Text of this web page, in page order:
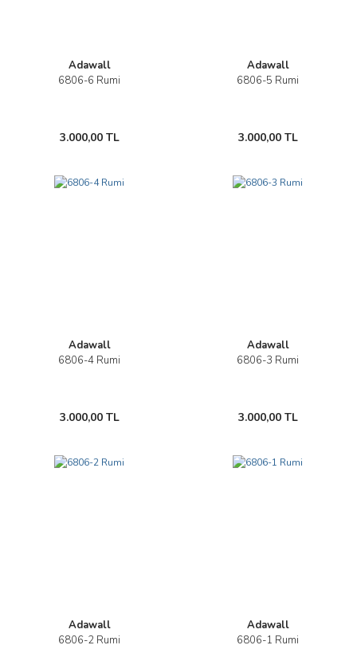
Adawall
6806-6 Rumi
3.000,00 TL
Adawall
6806-5 Rumi
3.000,00 TL
Adawall
6806-4 Rumi
3.000,00 TL
Adawall
6806-3 Rumi
3.000,00 TL
Adawall
6806-2 Rumi
Adawall
6806-1 Rumi